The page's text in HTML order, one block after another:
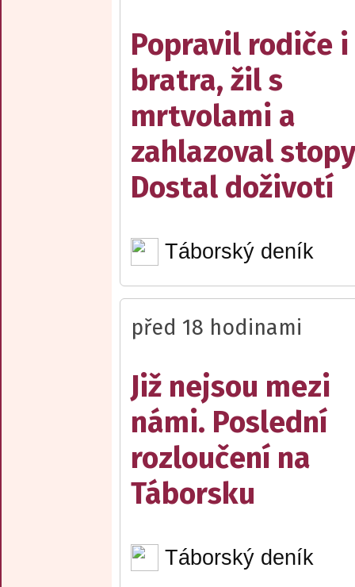
Popravil rodiče i
bratra, žil s
mrtvolami a
zahlazoval
Dostal doživotí
Táborský deník
před 18 hodinami
Již nejsou mezi
námi. Poslední
rozloučení na
Táborsku
Táborský deník